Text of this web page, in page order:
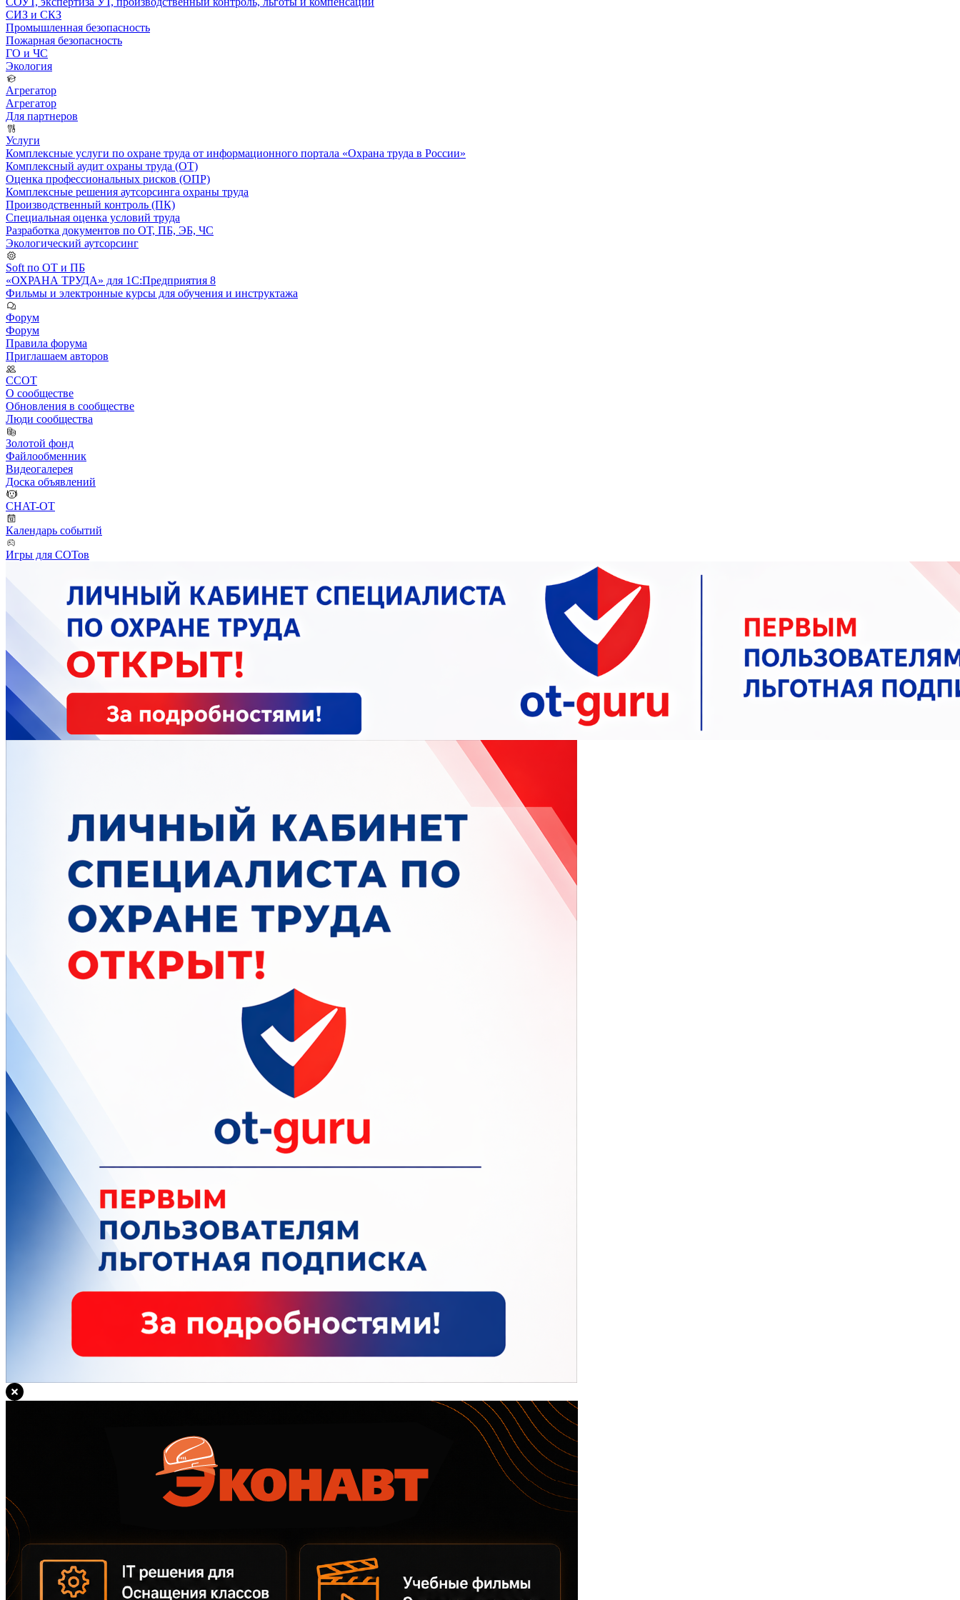
СИЗ и СКЗ
Промышленная безопасность
Пожарная безопасность
ГО и ЧС
Экология
Агрегатор
Агрегатор
Для партнеров
Услуги
Комплексные услуги по охране труда от информационного портала «Охрана труда в России»
Комплексный аудит охраны труда (ОТ)
Оценка профессиональных рисков (ОПР)
Комплексные решения аутсорсинга охраны труда
Производственный контроль (ПК)
Специальная оценка условий труда
Разработка документов по ОТ, ПБ, ЭБ, ЧС
Экологический аутсорсинг
Soft по ОТ и ПБ
«ОХРАНА ТРУДА» для 1С:Предприятия 8
Фильмы и электронные курсы для обучения и инструктажа
Форум
Форум
Правила форума
Приглашаем авторов
ССОТ
О сообществе
Обновления в сообществе
Люди сообщества
Золотой фонд
Файлообменник
Видеогалерея
Доска объявлений
CHAT-OT
Календарь событий
Игры для СОТов